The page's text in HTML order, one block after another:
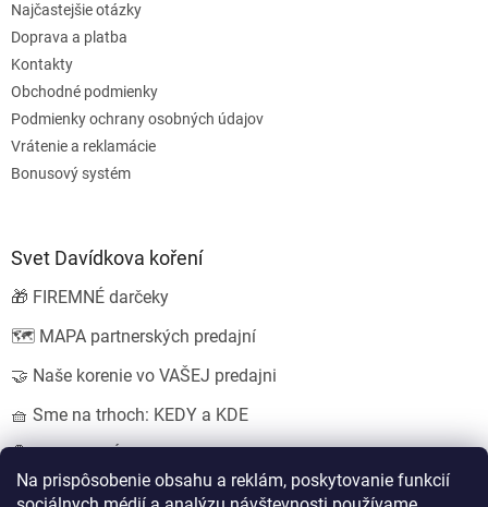
Na prispôsobenie obsahu a reklám, poskytovanie funkcií
Najčastejšie otázky
Doprava a platba
Kontakty
Obchodné podmienky
Podmienky ochrany osobných údajov
Vrátenie a reklamácie
Bonusový systém
Svet Davídkova koření
🎁 FIREMNÉ darčeky
🗺️ MAPA partnerských predajní
🤝 Naše korenie vo VAŠEJ predajni
🧺 Sme na trhoch: KEDY a KDE
💍 SVADOBNÉ darčeky